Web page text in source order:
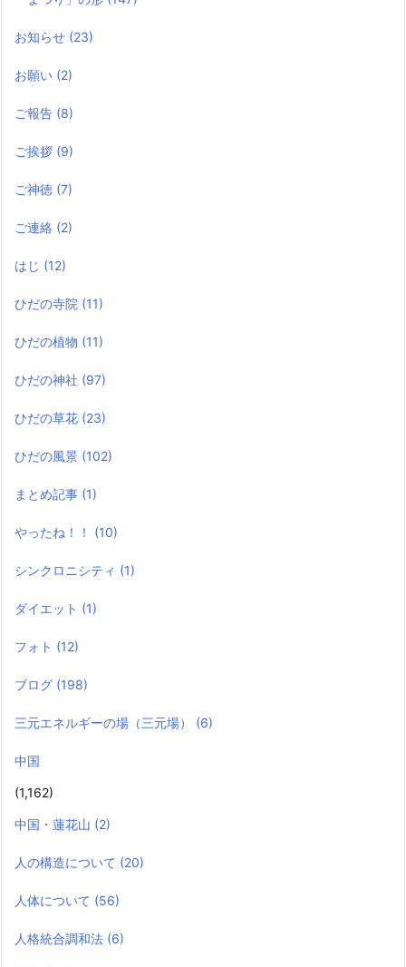
お知らせ (23)
お願い (2)
ご報告 (8)
ご挨拶 (9)
ご神徳 (7)
ご連絡 (2)
はじ (12)
ひだの寺院 (11)
ひだの植物 (11)
ひだの神社 (97)
ひだの草花 (23)
ひだの風景 (102)
まとめ記事 (1)
やったね！！ (10)
シンクロニシティ (1)
ダイエット (1)
フォト (12)
ブログ (198)
三元エネルギーの場（三元場） (6)
中国
(1,162)
中国・蓮花山 (2)
人の構造について (20)
人体について (56)
人格統合調和法 (6)